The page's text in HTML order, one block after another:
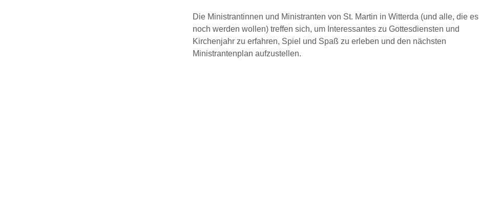
Die Ministrantinnen und Ministranten von St. Martin in Witterda (und alle, die es
noch werden wollen) treffen sich, um Interessantes zu Gottesdiensten und
Kirchenjahr zu erfahren, Spiel und Spaß zu erleben und den nächsten
Ministrantenplan aufzustellen.